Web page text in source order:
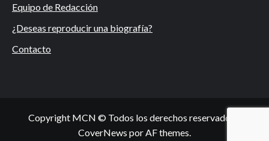
Equipo de Redacción
¿Deseas reproducir una biografía?
Contacto
Copyright MCN © Todos los derechos reservados.
CoverNews por AF themes.